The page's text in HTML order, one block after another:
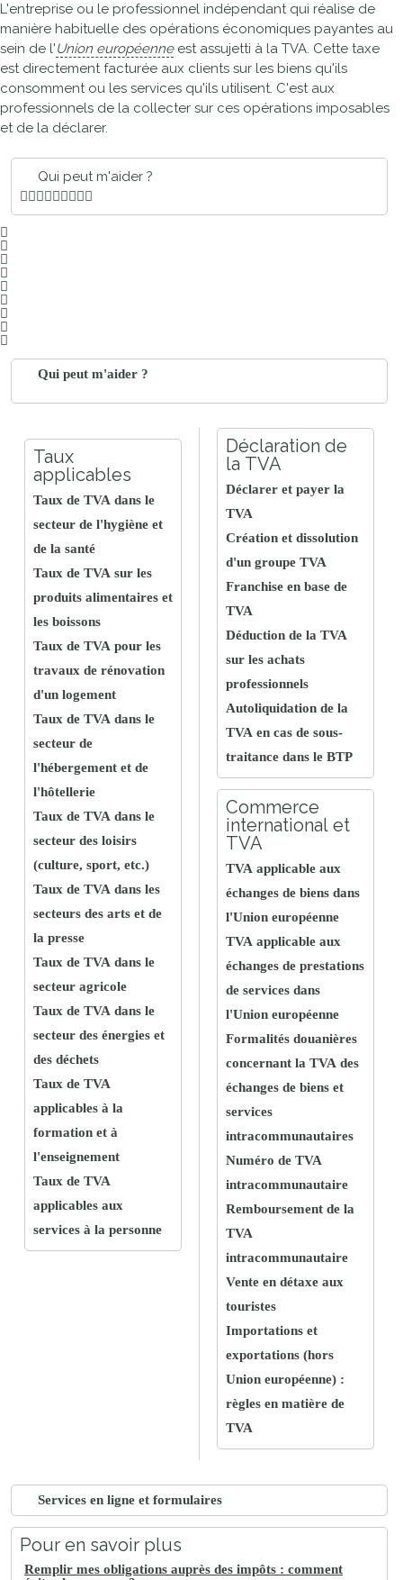
L'entreprise ou le professionnel indépendant qui réalise de
manière habituelle des opérations économiques payantes au
sein de l'Union européenneest assujetti à la TVA. Cette taxe
est directement facturée aux clients sur les biens qu'ils
consomment ou les services qu'ils utilisent. C'est aux
professionnels de la collecter sur ces opérations imposables
et de la déclarer.
Qui peut m'aider ?
Qui peut m'aider ?
Taux
applicables
Taux de TVA dans le
secteur de l'hygiène et
de la santé
Taux de TVA sur les
produits alimentaires et
les boissons
Taux de TVA pour les
travaux de rénovation
d'un logement
Taux de TVA dans le
secteur de
l'hébergement et de
l'hôtellerie
Taux de TVA dans le
secteur des loisirs
(culture, sport, etc.)
Taux de TVA dans les
secteurs des arts et de
la presse
Taux de TVA dans le
secteur agricole
Taux de TVA dans le
secteur des énergies et
des déchets
Taux de TVA
applicables à la
formation et à
l'enseignement
Taux de TVA
applicables aux
services à la personne
Déclaration de
la TVA
Déclarer et payer la
TVA
Création et dissolution
d'un groupe TVA
Franchise en base de
TVA
Déduction de la TVA
sur les achats
professionnels
Autoliquidation de la
TVA en cas de sous-
traitance dans le BTP
Commerce
international et
TVA
TVA applicable aux
échanges de biens dans
l'Union européenne
TVA applicable aux
échanges de prestations
de services dans
l'Union européenne
Formalités douanières
concernant la TVA des
échanges de biens et
services
intracommunautaires
Numéro de TVA
intracommunautaire
Remboursement de la
TVA
intracommunautaire
Vente en détaxe aux
touristes
Importations et
exportations (hors
Union européenne) :
règles en matière de
TVA
Services en ligne et formulaires
Pour en savoir plus
Remplir mes obligations auprès des impôts : comment